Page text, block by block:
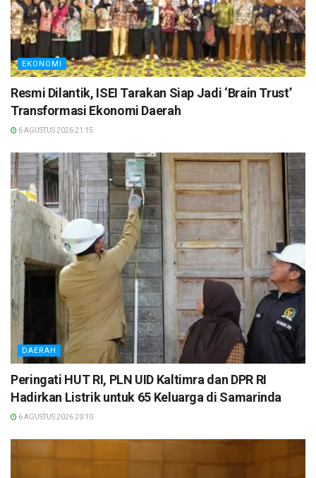
EKONOMI
Resmi Dilantik, ISEI Tarakan Siap Jadi ‘Brain Trust’
Transformasi Ekonomi Daerah
6 AGUSTUS 2026 21:15
DAERAH
Peringati HUT RI, PLN UID Kaltimra dan DPR RI
Hadirkan Listrik untuk 65 Keluarga di Samarinda
6 AGUSTUS 2026 20:10